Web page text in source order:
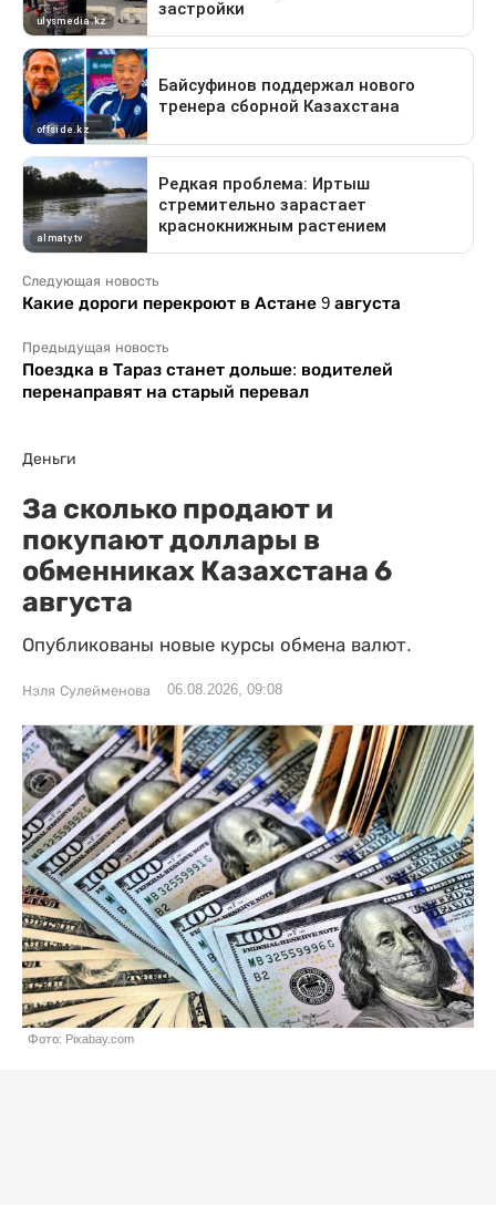
Следующая новость
Какие дороги перекроют в Астане 9 августа
Предыдущая новость
Поездка в Тараз станет дольше: водителей
перенаправят на старый перевал
Деньги
За сколько продают и
покупают доллары в
обменниках Казахстана 6
августа
Опубликованы новые курсы обмена валют.
Нэля Сулейменова 06.08.2026, 09:08
Фото: Pixabay.com